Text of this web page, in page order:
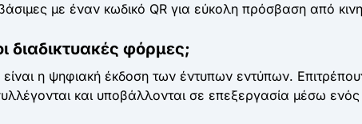
με έναν κωδικό QR για εύκολη πρόσβαση από
διαδικτυακές φόρμες;
είναι η ψηφιακή έκδοση των έντυπων εντύπων.
και υποβάλλονται σε επεξεργασία μέσω ενός